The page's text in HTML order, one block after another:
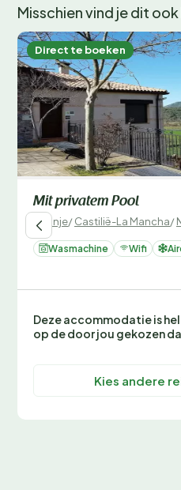
Misschien vind je dit ook
Direct te boeken
Mit privatem Pool
Spanje/Castilië-La Mancha/
Wasmachine Wifi
Deze accommodatie is
op de door jou gekozen
Kies andere